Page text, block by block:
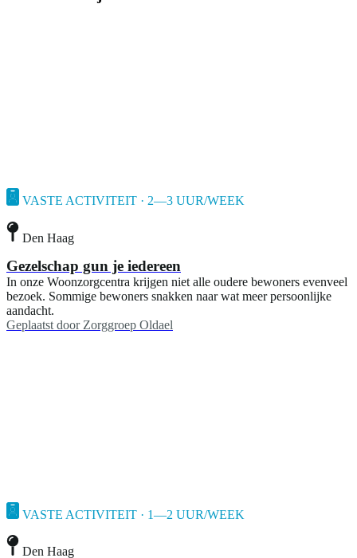
VASTE ACTIVITEIT · 2—3 UUR/WEEK
Den Haag
Gezelschap gun je iedereen
In onze Woonzorgcentra krijgen niet alle oudere bewoners evenveel
bezoek. Sommige bewoners snakken naar wat meer persoonlijke
aandacht.
Geplaatst door Zorggroep Oldael
VASTE ACTIVITEIT · 1—2 UUR/WEEK
Den Haag